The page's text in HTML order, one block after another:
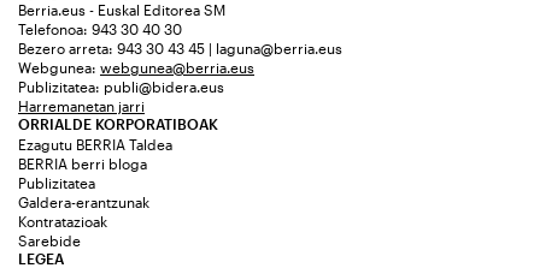
Berria.eus - Euskal Editorea SM
Telefonoa: 943 30 40 30
Bezero arreta: 943 30 43 45 | laguna@berria.eus
Webgunea: webgunea@berria.eus
Publizitatea: publi@bidera.eus
Harremanetan jarri
ORRIALDE KORPORATIBOAK
Ezagutu BERRIA Taldea
BERRIA berri bloga
Publizitatea
Galdera-erantzunak
Kontratazioak
Sarebide
LEGEA